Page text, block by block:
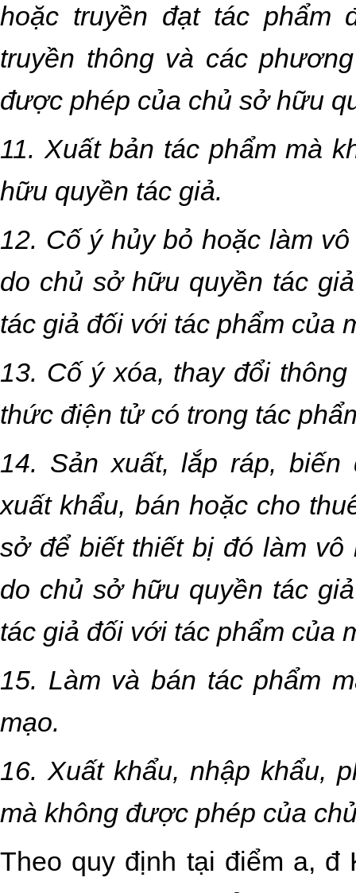
hoặc truyền đạt tác phẩm
truyền thông và các
được phép của chủ sở hữu
11. Xuất bản tác phẩm mà
hữu quyền tác giả.
12. Cố ý hủy bỏ hoặc làm
do chủ sở hữu quyền tác
tác giả đối với tác phẩm của
13. Cố ý xóa, thay đổi
thức điện tử có trong tác
14. Sản xuất, lắp ráp, biến
xuất khẩu, bán hoặc cho
sở để biết thiết bị đó làm
do chủ sở hữu quyền tác
tác giả đối với tác phẩm của
15. Làm và bán tác phẩm
mạo.
16. Xuất khẩu, nhập khẩu,
mà không được phép của
Theo quy định tại điểm a,